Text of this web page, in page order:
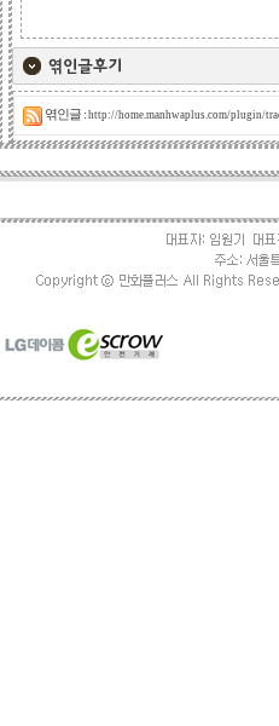
엮인글 : http://home.manhwaplus.com/plugin/